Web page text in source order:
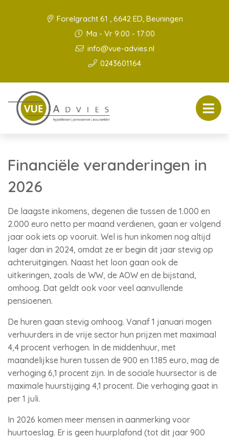
Forelgracht 61 , 6642 ED, Beuningen
Ma - Vr 9:00 - 17:00
info@vue-advies.nl
0243601164
Financiële veranderingen in
2026
De laagste inkomens, degenen die tussen de 1.000 en
2.000 euro netto per maand verdienen, gaan er volgend
jaar ook iets op vooruit. Wel is hun inkomen nog altijd
lager dan in 2024, omdat ze er begin dit jaar stevig op
achteruitgingen. Naast het loon gaan ook de
uitkeringen, zoals de WW, de AOW en de bijstand,
omhoog. Dat geldt ook voor veel aanvullende
pensioenen.
De huren gaan stevig omhoog. Vanaf 1 januari mogen
verhuurders in de vrije sector hun prijzen met maximaal
4,4 procent verhogen. In de middenhuur, met
maandelijkse huren tussen de 900 en 1.185 euro, mag de
verhoging 6,1 procent zijn. In de sociale huursector is de
maximale huurstijging 4,1 procent. Die verhoging gaat in
per 1 juli.
In 2026 komen meer mensen in aanmerking voor
huurtoeslag. Er is geen huurplafond (tot dit jaar 900